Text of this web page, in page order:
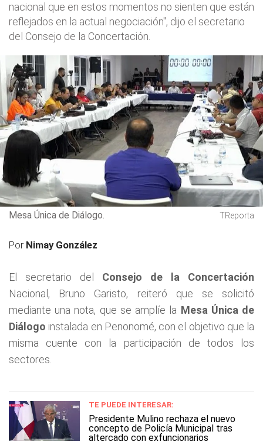
nacional que en estos momentos no sienten que están
reflejados en la actual negociación", dijo el secretario
del Consejo de la Concertación.
Mesa Única de Diálogo. TReporta
Por Nimay González
El secretario del Consejo de la Concertación
Nacional, Bruno Garisto, reiteró que se solicitó
mediante una nota, que se amplíe la Mesa Única de
Diálogo instalada en Penonomé, con el objetivo que la
misma cuente con la participación de todos los
sectores.
TE PUEDE INTERESAR:
Presidente Mulino rechaza el nuevo
concepto de Policía Municipal tras
altercado con exfuncionarios